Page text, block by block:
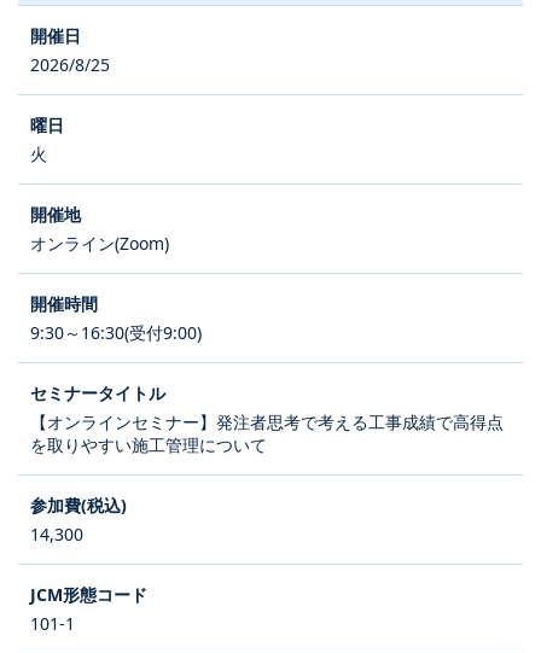
2026/8/25
火
オンライン(Zoom)
9:30～16:30(受付9:00)
【オンラインセミナー】発注者思考で考える工事成績で高得点
を取りやすい施工管理について
14,300
101-1